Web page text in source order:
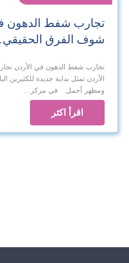
تجارب شفط الدهون
شوف الفرق
تجارب شفط الدهون في الأردن
الأردن تمثل بداية جديدة للكثيرين
ومظهر أجمل. في مركز…
اقرأ اكثر